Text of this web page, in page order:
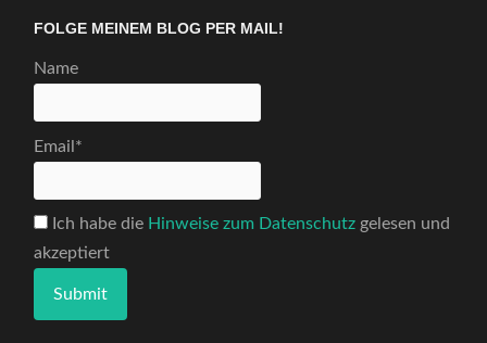
FOLGE MEINEM BLOG PER MAIL!
Name
Email*
Ich habe die Hinweise zum Datenschutz gelesen und
akzeptiert